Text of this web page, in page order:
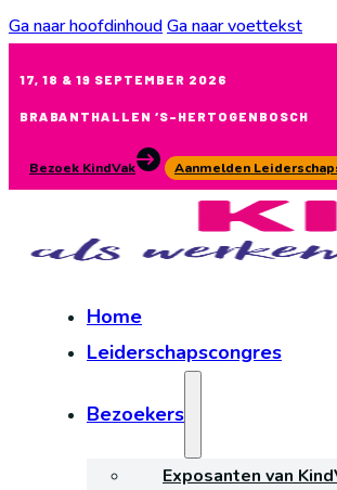
Ga naar hoofdinhoudGa naar voettekst
17, 18 & 19 SEPTEMBER 2026
BRABANTHALLEN ‘S-HERTOGENBOSCH
Bezoek KindVak Aanmelden
Home
Leiderschapscongres
Bezoekers
Exposanten van